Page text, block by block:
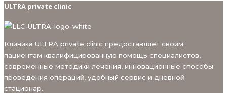
ULTRA private clinic
Клиника ULTRA private clinic предоставляет своим
пациентам квалифицированную помощь специалистов,
современные методики лечения, инновационные способы
проведения операций, удобный сервис и дневной
стационар.